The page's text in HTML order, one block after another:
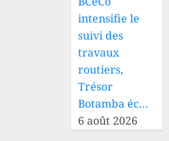
intensifie le
suivi des
travaux
routiers,
Trésor
Botamba éc…
6 août 2026